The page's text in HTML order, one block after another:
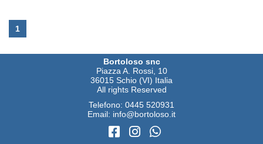
1
Bortoloso snc
Piazza A. Rossi, 10
36015 Schio (VI) Italia
All rights Reserved
Telefono: 0445 520931
Email: info@bortoloso.it